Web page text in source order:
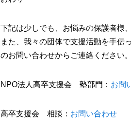
下記は少しでも、お悩みの保護者様
また、我々の団体で支援活動を手伝
のお問い合わせからご連絡ください。
NPO法人高卒支援会 塾部門： お問
高卒支援会 相談： お問い合わせ